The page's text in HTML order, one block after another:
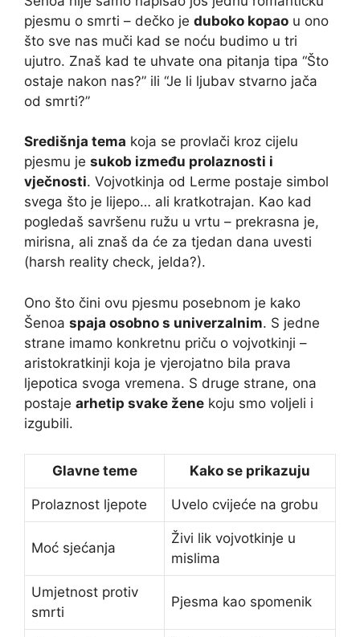
pjesmu o smrti – dečko je duboko kopao u ono
što sve nas muči kad se noću budimo u tri
ujutro. Znaš kad te uhvate ona pitanja tipa “Što
ostaje nakon nas?” ili “Je li ljubav stvarno jača
od smrti?”
Središnja tema koja se provlači kroz cijelu
pjesmu je sukob između prolaznosti i
vječnosti. Vojvotkinja od Lerme postaje simbol
svega što je lijepo… ali kratkotrajan. Kao kad
pogledaš savršenu ružu u vrtu – prekrasna je,
mirisna, ali znaš da će za tjedan dana uvesti
(harsh reality check, jelda?).
Ono što čini ovu pjesmu posebnom je kako
Šenoa spaja osobno s univerzalnim. S jedne
strane imamo konkretnu priču o vojvotkinji –
aristokratkinji koja je vjerojatno bila prava
ljepotica svoga vremena. S druge strane, ona
postaje arhetip svake žene koju smo voljeli i
izgubili.
Glavne teme Kako se prikazuju
Prolaznost ljepote Uvelo cvijeće na grobu
Moć sjećanja
Živi lik vojvotkinje u
mislima
Umjetnost protiv
smrti
Pjesma kao spomenik